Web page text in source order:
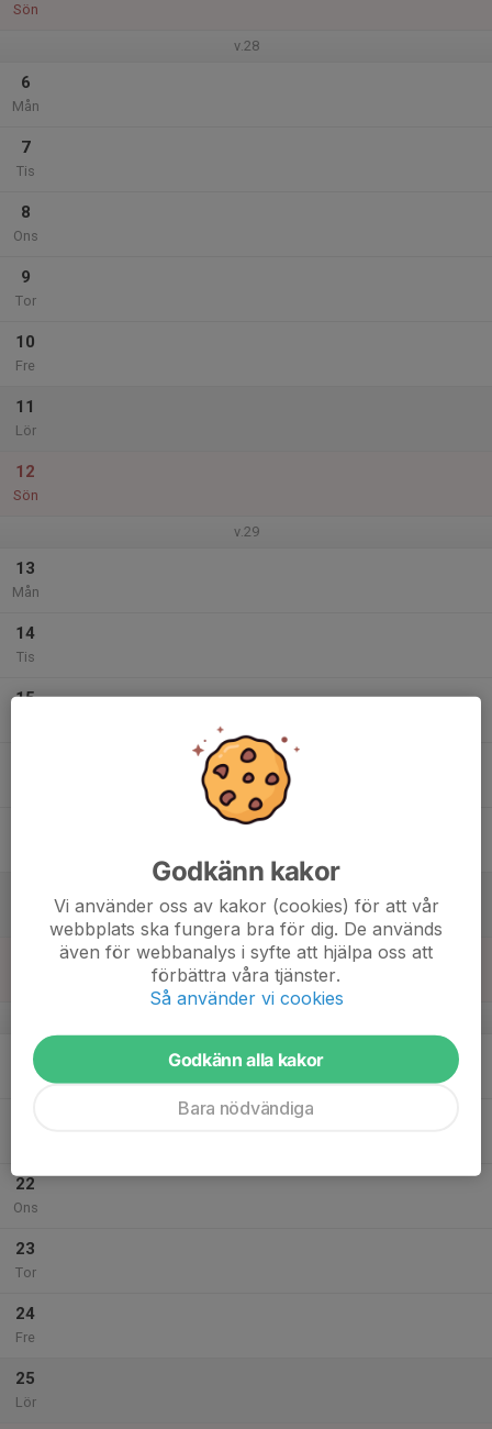
Sön
v.28
6
Mån
7
Tis
8
Ons
9
Tor
10
Fre
11
Lör
12
Sön
v.29
13
Mån
14
Tis
15
20
Mån
22
Ons
23
Tor
24
Fre
25
Lör
Godkänn kakor
Vi använder oss av kakor (cookies) för att vår
webbplats ska fungera bra för dig. De används
även för webbanalys i syfte att hjälpa oss att
förbättra våra tjänster.
Så använder vi cookies
Godkänn alla kakor
Bara nödvändiga